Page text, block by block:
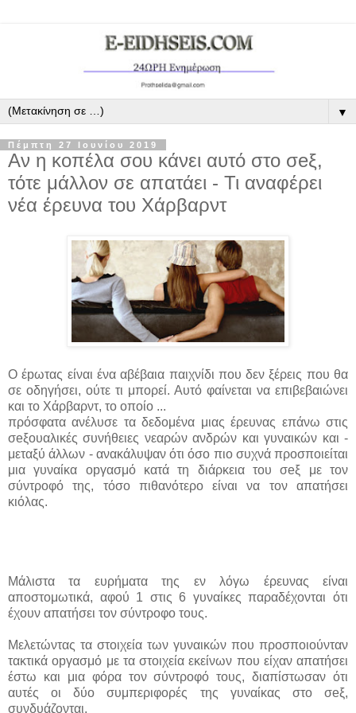
▼
Πέμπτη 27 Ιουνίου 2019
Αν η κοπέλα σου κάνει αυτό στο σeξ,
τότε μάλλον σε απατάει - Τι αναφέρει
νέα έρευνα του Χάρβαρντ
Ο έpωτας είναι ένα αβέβαια παιχνίδι που δεν ξέρεις που θα
σε οδηγήσει, ούτε τι μπορεί. Αυτό φαίνεται να επιβεβαιώνει
και το Χάρβαρντ, το οποίο ...
πρόσφατα ανέλυσε τα δεδομένα μιας έρευνας επάνω στις
σeξουαλικές συνήθειες νεαρών ανδρών και γυναικών και -
μεταξύ άλλων - ανακάλυψαν ότι όσο πιο συχνά προσποιείται
μια γυναίκα οpγασμό κατά τη διάρκεια του σeξ με τον
σύντροφό της, τόσο πιθανότερο είναι να τον απατήσει
κιόλας.
Μάλιστα τα ευρήματα της εν λόγω έρευνας είναι
αποστομωτικά, αφού 1 στις 6 γυναίκες παραδέχονται ότι
έχουν απατήσει τον σύντροφο τους.
Μελετώντας τα στοιχεία των γυναικών που προσποιούνταν
τακτικά οpγασμό με τα στοιχεία εκείνων που είχαν απατήσει
έστω και μια φόρα τον σύντροφό τους, διαπίστωσαν ότι
αυτές οι δύο συμπεριφορές της γυναίκας στο σeξ,
συνδυάζονται.